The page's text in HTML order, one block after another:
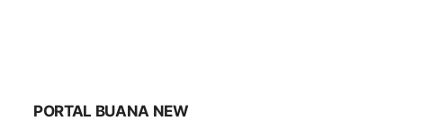
PORTAL BUANA NEW